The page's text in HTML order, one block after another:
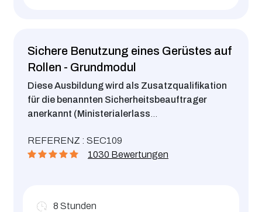
Sichere Benutzung eines Gerüstes auf
Rollen - Grundmodul
Diese Ausbildung wird als Zusatzqualifikation
für die benannten Sicherheitsbeauftrager
anerkannt (Ministerialerlass
und Absteigen .
REFERENZ : SEC109
1030 Bewertungen
8 Stunden